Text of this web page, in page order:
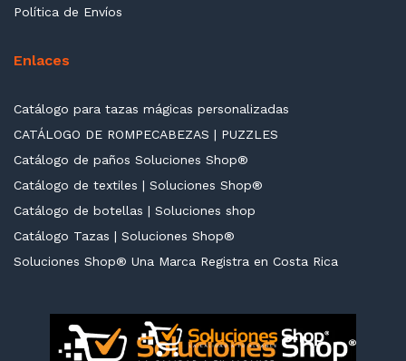
Política de Envíos
Enlaces
Catálogo para tazas mágicas personalizadas
CATÁLOGO DE ROMPECABEZAS | PUZZLES
Catálogo de paños Soluciones Shop®
Catálogo de textiles | Soluciones Shop®
Catálogo de botellas | Soluciones shop
Catálogo Tazas | Soluciones Shop®
Soluciones Shop® Una Marca Registra en Costa Rica